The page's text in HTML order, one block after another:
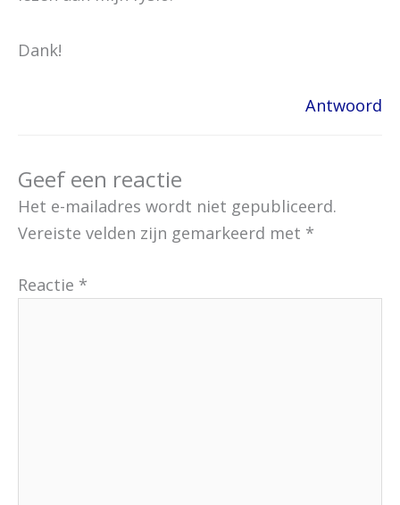
Dank!
Antwoord
Geef een reactie
Het e-mailadres wordt niet gepubliceerd.
Vereiste velden zijn gemarkeerd met *
Reactie *